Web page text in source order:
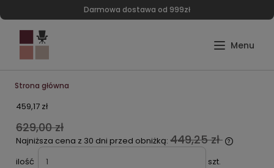
Darmowa dostawa od 999zł
Strona główna
459,17 zł
629,00 zł
Najniższa cena z 30 dni przed obniżką: 449,25 zł
ilość szt.